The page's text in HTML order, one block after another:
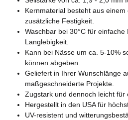
Kernmaterial besteht aus
zusätzliche Festigkeit.
Waschbar bei 30°C für einfache
Langlebigkeit.
Kann bei Nässe um ca. 5-10%
können abgeben.
Geliefert in Ihrer Wunschlänge
maßgeschneiderte Projekte.
Zugstark und dennoch leicht für
Hergestellt in den USA für
UV-resistent und